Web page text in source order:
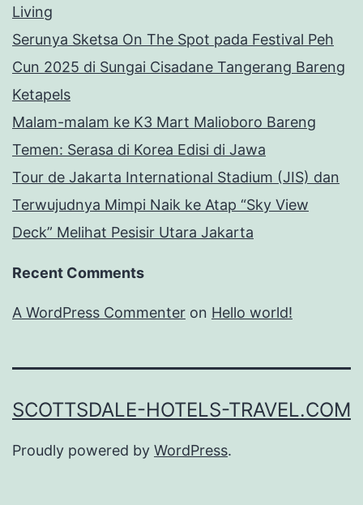
Living
Serunya Sketsa On The Spot pada Festival Peh
Cun 2025 di Sungai Cisadane Tangerang Bareng
Ketapels
Malam-malam ke K3 Mart Malioboro Bareng
Temen: Serasa di Korea Edisi di Jawa
Tour de Jakarta International Stadium (JIS) dan
Terwujudnya Mimpi Naik ke Atap “Sky View
Deck” Melihat Pesisir Utara Jakarta
Recent Comments
A WordPress Commenter on Hello world!
SCOTTSDALE-HOTELS-TRAVEL.COM
Proudly powered by WordPress.